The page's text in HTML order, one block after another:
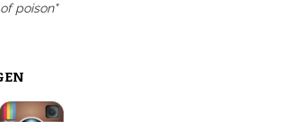
poison"